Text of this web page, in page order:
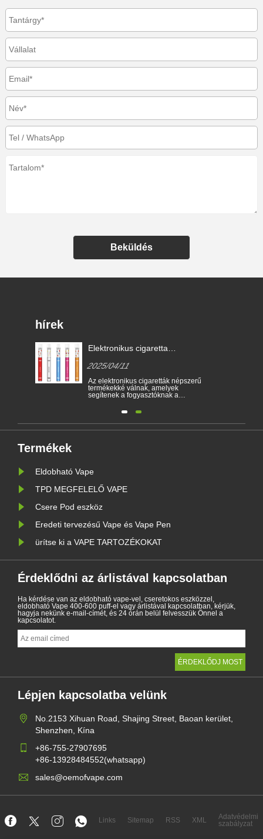
Beküldés
hírek
Elektronikus cigaretta
országokban
2025/04/11
Az elektronikus cigaretták népszerű
termékekké válnak, amelyek
segítenek a fogyasztóknak a
dohányzás feladásában. Ez a cikk a
szemlélteti az elektronikus cigaretta
törvényeit és előírásait. Ezenkívül
Termékek
Eldobható Vape
TPD MEGFELELŐ VAPE
Csere Pod eszköz
Eredeti tervezésű Vape és Vape Pen
ürítse ki a VAPE TARTOZÉKOKAT
Érdeklődni az árlistával kapcsolatban
Ha kérdése van az eldobható vape-vel, cseretokos eszközzel,
eldobható Vape 400-600 puff-el vagy árlistával kapcsolatban, kérjük,
hagyja nekünk e-mail-címét, és 24 órán belül felvesszük Önnel a
kapcsolatot.
Lépjen kapcsolatba velünk
No.2153 Xihuan Road, Shajing Street, Baoan kerület,
Shenzhen, Kína
+86-755-27907695
+86-13928484552(whatsapp)
sales@oemofvape.com
Links Sitemap RSS XML
Adatvédelmi
szabályzat